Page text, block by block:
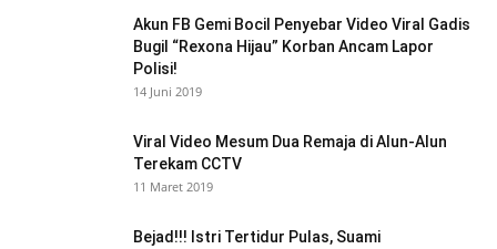
Akun FB Gemi Bocil Penyebar Video Viral Gadis
Bugil “Rexona Hijau” Korban Ancam Lapor
Polisi!
14 Juni 2019
Viral Video Mesum Dua Remaja di Alun-Alun
Terekam CCTV
11 Maret 2019
Bejad!!! Istri Tertidur Pulas, Suami